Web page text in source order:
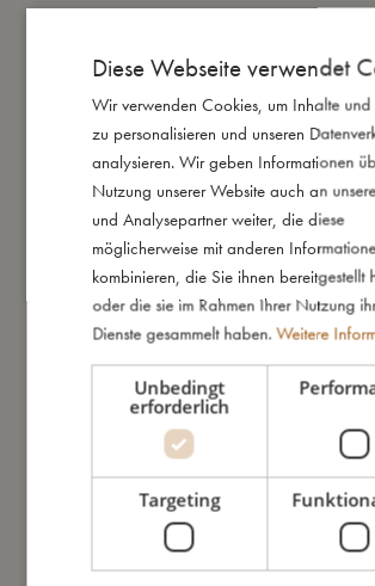
Das könnte dir auch
Diese Webseite verwendet
Wir verwenden Cookies, um Inhalte
zu personalisieren und unseren
analysieren. Wir geben Informationen
Nutzung unserer Website auch an
und Analysepartner weiter, die diese
möglicherweise mit anderen
kombinieren, die Sie ihnen bereitgestellt
oder die sie im Rahmen Ihrer Nutzung
Dienste gesammelt haben. Weitere
Unbedingt
erforderlich
Targeting